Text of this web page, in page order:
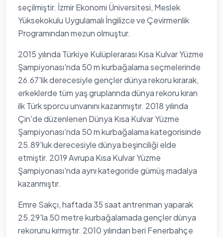
seçilmiştir. İzmir Ekonomi Üniversitesi, Meslek
Yüksekokulu Uygulamalı İngilizce ve Çevirmenlik
Programından mezun olmuştur.
2015 yılında Türkiye Kulüplerarası Kısa Kulvar Yüzme
Şampiyonası'nda 50 m kurbağalama seçmelerinde
26.67'lik derecesiyle gençler dünya rekoru kırarak,
erkeklerde tüm yaş gruplarında dünya rekoru kıran
ilk Türk sporcu unvanını kazanmıştır. 2018 yılında
Çin'de düzenlenen Dünya Kısa Kulvar Yüzme
Şampiyonası'nda 50 m kurbağalama kategorisinde
25.89'luk derecesiyle dünya beşinciliği elde
etmiştir. 2019 Avrupa Kısa Kulvar Yüzme
Şampiyonası'nda aynı kategoride gümüş madalya
kazanmıştır.
Emre Sakçı, haftada 35 saat antrenman yaparak
25.29'la 50 metre kurbağalamada gençler dünya
rekorunu kırmıştır. 2010 yılından beri Fenerbahçe